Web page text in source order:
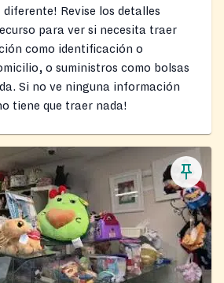
diferente! Revise los detalles
para ver si necesita traer
como identificación o
o suministros como bolsas
Si no ve ninguna información
tiene que traer nada!